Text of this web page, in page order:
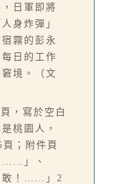
日軍即將
身炸彈」
霧的彭永
日的工作
境。（文
，寫於空白
桃園人，
；附件頁
……」、
敢！……」2